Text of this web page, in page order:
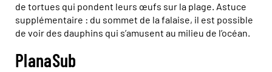
de tortues qui pondent leurs œufs sur la plage. Astuce
supplémentaire : du sommet de la falaise, il est possible
de voir des dauphins qui s’amusent au milieu de l’océan.
PlanaSub